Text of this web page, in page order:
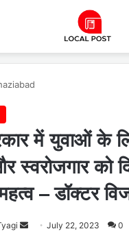
में युवाओं के
को
– डॉक्टर
SendJuly 22, 2023 0